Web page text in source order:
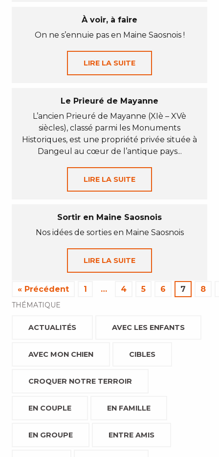
À voir, à faire
On ne s’ennuie pas en Maine Saosnois !
LIRE LA SUITE
Le Prieuré de Mayanne
L’ancien Prieuré de Mayanne (XIè – XVè
siècles), classé parmi les Monuments
Historiques, est une propriété privée située à
Dangeul au cœur de l’antique pays...
LIRE LA SUITE
Sortir en Maine Saosnois
Nos idées de sorties en Maine Saosnois
LIRE LA SUITE
« Précédent 1 … 4 5 6 7 8
THÉMATIQUE
ACTUALITÉS AVEC LES ENFANTS
AVEC MON CHIEN CIBLES
CROQUER NOTRE TERROIR
EN COUPLE EN FAMILLE
EN GROUPE ENTRE AMIS